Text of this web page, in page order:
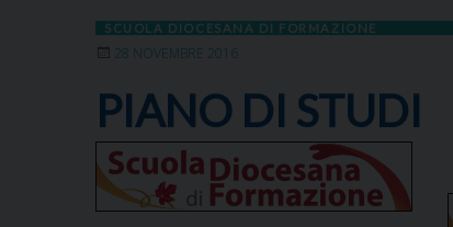
SCUOLA DIOCESANA DI FORMAZIONE
28 NOVEMBRE 2016
PIANO DI STUDI